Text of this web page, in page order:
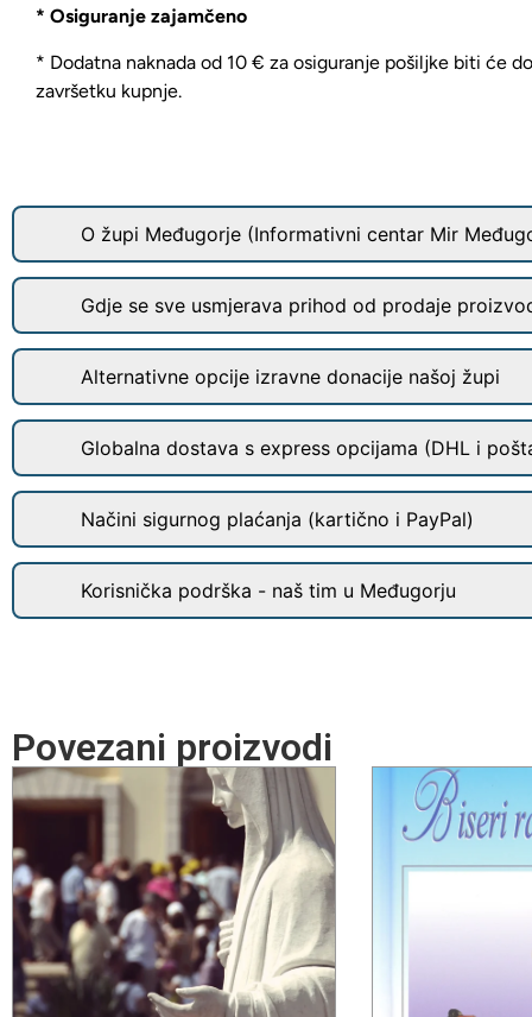
* Osiguranje zajamčeno
* Dodatna naknada od 10 € za osiguranje pošiljke biti će
završetku kupnje.
O župi Međugorje (Informativni centar Mir
Gdje se sve usmjerava prihod od prodaje
Alternativne opcije izravne donacije našoj župi
Globalna dostava s express opcijama (DHL i
Načini sigurnog plaćanja (kartično i PayPal)
Korisnička podrška - naš tim u Međugorju
Povezani proizvodi